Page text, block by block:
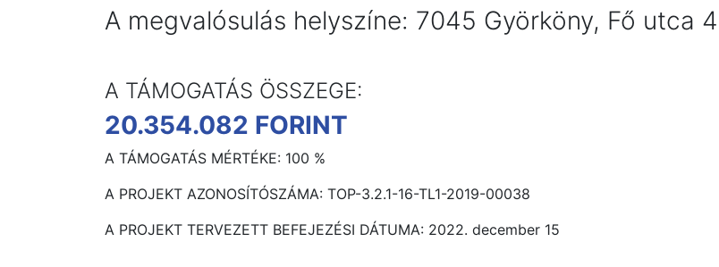
A megvalósulás helyszíne: 7045 Györköny, Fő utca
A TÁMOGATÁS ÖSSZEGE:
20.354.082 FORINT
A TÁMOGATÁS MÉRTÉKE: 100 %
A PROJEKT AZONOSÍTÓSZÁMA: TOP-3.2.1-16-TL1-2019-00038
A PROJEKT TERVEZETT BEFEJEZÉSI DÁTUMA: 2022. december 15